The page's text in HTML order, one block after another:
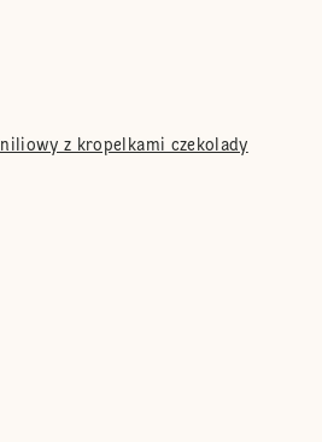
z kropelkami czekolady